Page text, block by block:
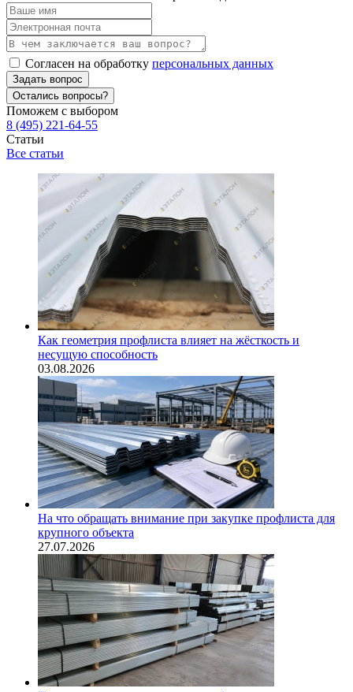
Согласен на обработку персональных данных
Задать вопрос
Остались вопросы?
Поможем с выбором
8 (495) 221-64-55
Статьи
Все статьи
Как геометрия профлиста влияет на жёсткость и
несущую способность
03.08.2026
На что обращать внимание при закупке профлиста для
крупного объекта
27.07.2026